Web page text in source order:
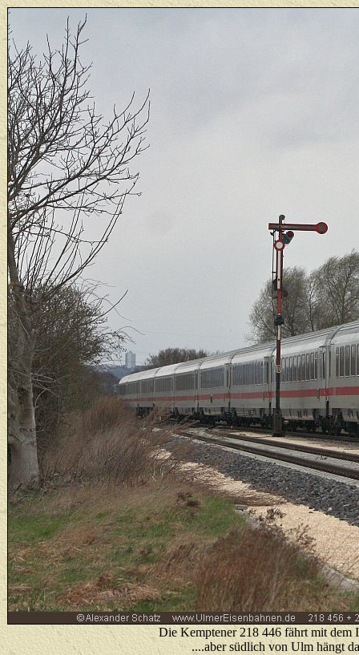
Die Kemptener 218 446 fährt mit dem
....aber südlich von Ulm hängt